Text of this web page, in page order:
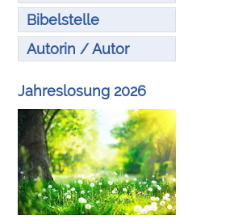
Bibelstelle
Autorin / Autor
Jahreslosung 2026